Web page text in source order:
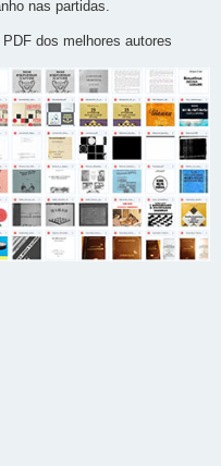
nas partidas.
dos melhores autores